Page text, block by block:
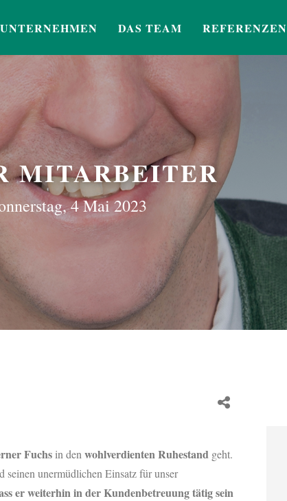
DAS TEAM REFERENZEN
MITARBEITER
4 Mai 2023
Fuchs in den wohlverdienten Ruhestand geht.
seinen unermüdlichen Einsatz für unser
er weiterhin in der Kundenbetreuung tätig sein